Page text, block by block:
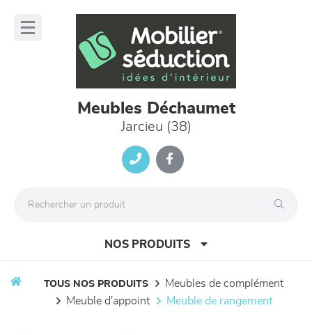
Meubles Déchaumet
Jarcieu (38)
NOS PRODUITS
TOUS NOS PRODUITS
meubles de complément
meuble d'appoint
meuble de rangement